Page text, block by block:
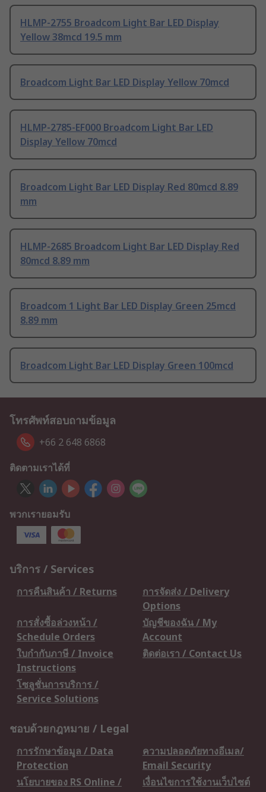
HLMP-2755 Broadcom Light Bar LED Display
Yellow 38mcd 19.5 mm
Broadcom Light Bar LED Display Yellow 70mcd
HLMP-2785-EF000 Broadcom Light Bar LED
Display Yellow 70mcd
Broadcom Light Bar LED Display Red 80mcd 8.89
mm
HLMP-2685 Broadcom Light Bar LED Display Red
80mcd 8.89 mm
Broadcom 1 Light Bar LED Display Green 25mcd
8.89 mm
Broadcom Light Bar LED Display Green 100mcd
โทรศัพท์สอบถามข้อมูล
+66 2 648 6868
ติดตามเราได้ที่
พวกเรายอมรับ
บริการ / Services
การคืนสินค้า / Returns
การจัดส่ง / Delivery
Options
การสั่งซื้อล่วงหน้า /
Schedule Orders
บัญชีของฉัน / My
Account
ใบกำกับภาษี / Invoice
Instructions
ติดต่อเรา / Contact Us
โซลูชั่นการบริการ /
Service Solutions
ชอบด้วยกฎหมาย / Legal
การรักษาข้อมูล / Data
Protection
ความปลอดภัยทางอีเมล/
Email Security
นโยบายของ RS Online /
เงื่อนไขการใช้งานเว็บไซต์